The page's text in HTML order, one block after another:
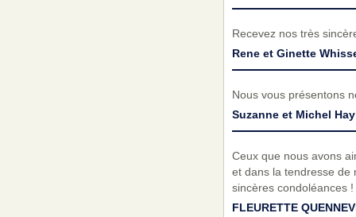
Recevez nos très
Rene et Ginette
Nous vous présentons
Suzanne et Michel Hay
Ceux que nous avons
et dans la tendresse de
sincères condoléances !
FLEURETTE